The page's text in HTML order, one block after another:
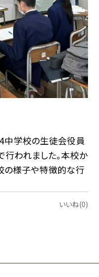
中学校の生徒会役員
われました。本校か
の様子や特徴的な行
いいね(0)